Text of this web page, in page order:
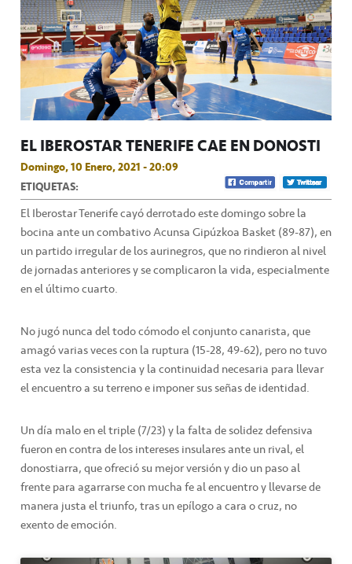
EL IBEROSTAR TENERIFE CAE EN DONOSTI
Domingo, 10 Enero, 2021 - 20:09
ETIQUETAS:
El Iberostar Tenerife cayó derrotado este domingo sobre la
bocina ante un combativo Acunsa Gipúzkoa Basket (89-87), en
un partido irregular de los aurinegros, que no rindieron al nivel
de jornadas anteriores y se complicaron la vida, especialmente
en el último cuarto.
No jugó nunca del todo cómodo el conjunto canarista, que
amagó varias veces con la ruptura (15-28, 49-62), pero no tuvo
esta vez la consistencia y la continuidad necesaria para llevar
el encuentro a su terreno e imponer sus señas de identidad.
Un día malo en el triple (7/23) y la falta de solidez defensiva
fueron en contra de los intereses insulares ante un rival, el
donostiarra, que ofreció su mejor versión y dio un paso al
frente para agarrarse con mucha fe al encuentro y llevarse de
manera justa el triunfo, tras un epílogo a cara o cruz, no
exento de emoción.